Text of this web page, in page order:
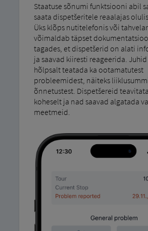
Staatuse sõnumi funktsiooni abil
saata dispetšeritele reaalajas
Üks klõps nutitelefonis või
võimaldab täpset
tagades, et dispetšerid on alati
ja saavad kiiresti reageerida.
hõlpsalt teatada ka ootamatutest
probleemidest, näiteks
õnnetustest. Dispetšereid
koheselt ja nad saavad algatada
meetmeid.